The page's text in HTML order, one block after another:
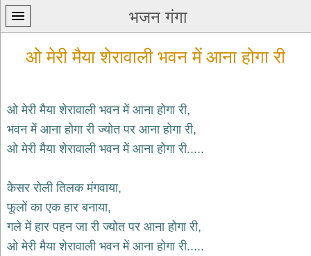
भजन गंगा
प्रथम
पन्ना
कृष्ण
भजन
krishna
bhajans
शिव
ओ मेरी मैया शेरावाली भवन में आना होगा री
ओ मेरी मैया शेरावाली भवन में आना होगा री,
भवन में आना होगा री ज्योत पर आना होगा री,
ओ मेरी मैया शेरावाली भवन में आना होगा री.....
केसर रोली तिलक मंगवाया,
फूलों का एक हार बनाया,
गले में हार पहन जा री ज्योत पर आना होगा री,
ओ मेरी मैया शेरावाली भवन में आना होगा री.....